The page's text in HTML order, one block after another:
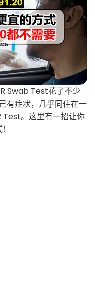
Swab Test花了不少
有症状，几乎同住在一
Test。这里有一招让你